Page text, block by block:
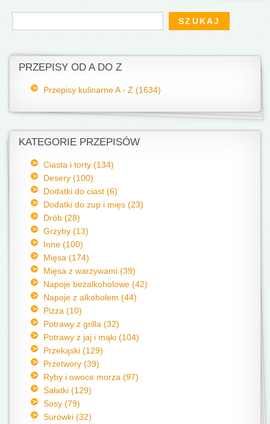
Formularz wyszukiwania
Szukaj
PRZEPISY OD A DO Z
Przepisy kulinarne A - Z (1634)
KATEGORIE PRZEPISÓW
Ciasta i torty (134)
Desery (100)
Dodatki do ciast (6)
Dodatki do zup i mięs (23)
Drób (28)
Grzyby (13)
Inne (100)
Mięsa (174)
Mięsa z warzywami (39)
Napoje bezalkoholowe (42)
Napoje z alkoholem (44)
Pizza (10)
Potrawy z grilla (32)
Potrawy z jaj i mąki (104)
Przekąski (129)
Przetwory (39)
Ryby i owoce morza (97)
Sałatki (129)
Sosy (79)
Surówki (32)